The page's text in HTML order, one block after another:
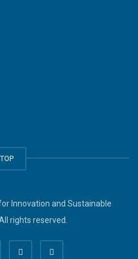
TOP
Innovation and Sustainable
rights reserved.